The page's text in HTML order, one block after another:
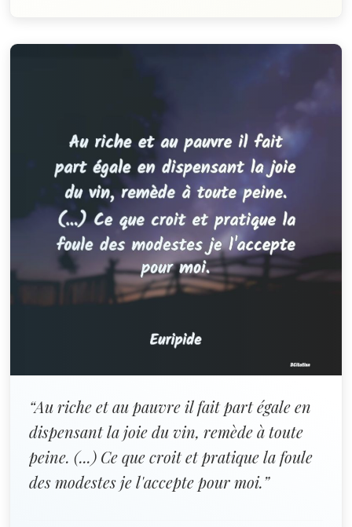
“Au riche et au pauvre il fait part égale en
dispensant la joie du vin, remède à toute
peine. (...) Ce que croit et pratique la foule
des modestes je l'accepte pour moi.”